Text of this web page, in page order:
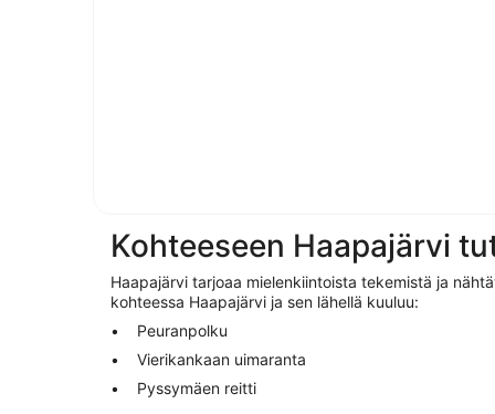
Kohteeseen Haapajärvi
Haapajärvi tarjoaa mielenkiintoista tekemistä ja
kohteessa Haapajärvi ja sen lähellä kuuluu:
Peuranpolku
Vierikankaan uimaranta
Pyssymäen reitti